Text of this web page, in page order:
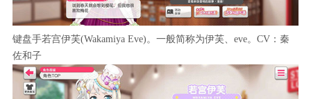
键盘手若宫伊芙(Wakamiya Eve)。一般简称为伊芙、eve。CV：秦
佐和子